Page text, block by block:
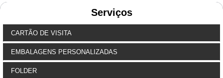
Serviços
CARTÃO DE VISITA
EMBALAGENS PERSONALIZADAS
FOLDER